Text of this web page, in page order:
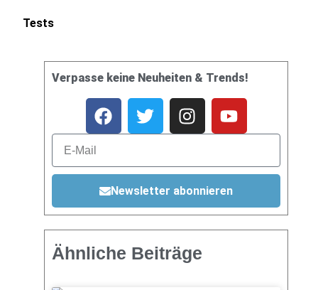
Tests
Verpasse keine Neuheiten & Trends!
Newsletter abonnieren
Ähnliche Beiträge